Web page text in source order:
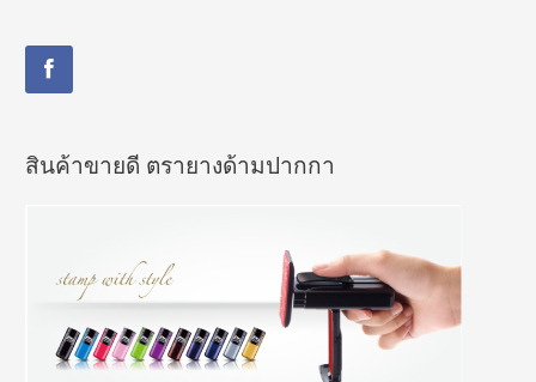
สินค้าขายดี ตรายางด้ามปากกา